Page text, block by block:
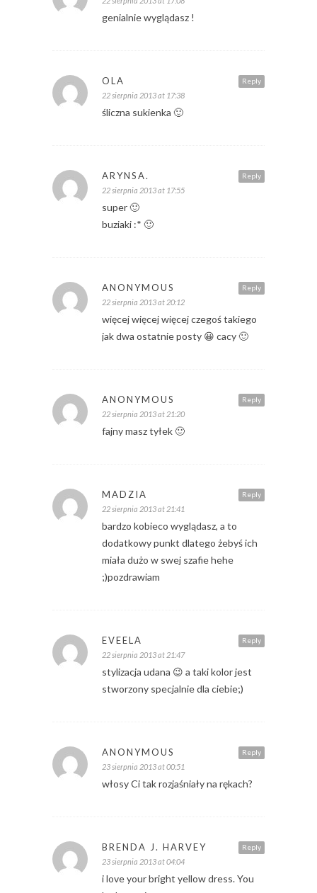
genialnie wyglądasz !
Reply
OLA
22 sierpnia 2013 at 17:38
śliczna sukienka 🙂
Reply
ARYNSA.
22 sierpnia 2013 at 17:55
super 🙂
buziaki :* 🙂
Reply
ANONYMOUS
22 sierpnia 2013 at 20:12
więcej więcej więcej czegoś takiego
jak dwa ostatnie posty 😀 cacy 🙂
Reply
ANONYMOUS
22 sierpnia 2013 at 21:20
fajny masz tyłek 🙂
Reply
MADZIA
22 sierpnia 2013 at 21:41
bardzo kobieco wyglądasz, a to
dodatkowy punkt dlatego żebyś ich
miała dużo w swej szafie hehe
;)pozdrawiam
Reply
EVEELA
22 sierpnia 2013 at 21:47
stylizacja udana 😉 a taki kolor jest
stworzony specjalnie dla ciebie;)
Reply
ANONYMOUS
23 sierpnia 2013 at 00:51
włosy Ci tak rozjaśniały na rękach?
Reply
BRENDA J. HARVEY
23 sierpnia 2013 at 04:04
i love your bright yellow dress. You